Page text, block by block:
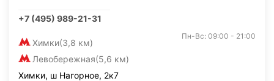
+7 (495) 989-21-31
Химки(3,8 км)
Левобережная(5,6 км)
Пн-Вс: 09:00 - 21:00
Химки, ш Нагорное, 2к7